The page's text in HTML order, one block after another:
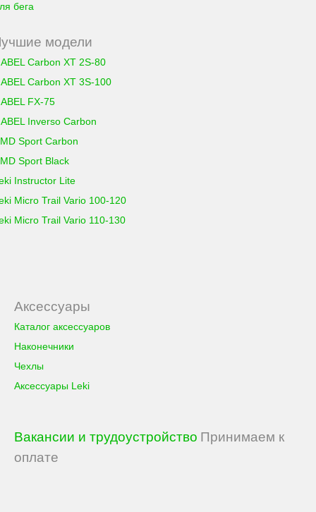
бега
модели
Carbon XT 2S-80
Carbon XT 3S-100
FX-75
Inverso Carbon
Sport Carbon
Sport Black
Instructor Lite
Micro Trail Vario 100-120
Micro Trail Vario 110-130
Аксессуары
Каталог аксессуаров
Наконечники
Чехлы
Аксессуары Leki
Вакансии и трудоустройство Принимаем к
оплате